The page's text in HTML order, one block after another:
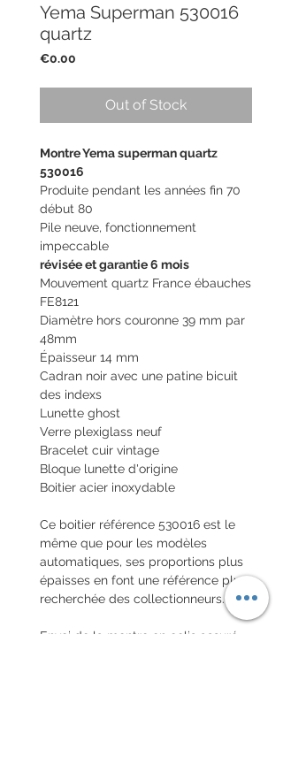
Yema Superman 530016
quartz
€0.00
Out of Stock
Montre Yema superman quartz
530016
Produite pendant les années fin 70
début 80
Pile neuve, fonctionnement
impeccable
révisée et garantie 6 mois
Mouvement quartz France ébauches
FE8121
Diamètre hors couronne 39 mm par
48mm
Épaisseur 14 mm
Cadran noir avec une patine bicuit
des indexs
Lunette ghost
Verre plexiglass neuf
Bracelet cuir vintage
Bloque lunette d'origine
Boitier acier inoxydable
Ce boitier référence 530016 est le
même que pour les modèles
automatiques, ses proportions plus
épaisses en font une référence plus
recherchée des collectionneurs.
Envoi de la montre en colis assuré